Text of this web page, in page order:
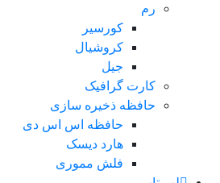
رم
کورسیر
کروشیال
جیل
کارت گرافیک
حافظه ذخیره سازی
حافظه اس اس دی
هارد دیسک
فلش مموری